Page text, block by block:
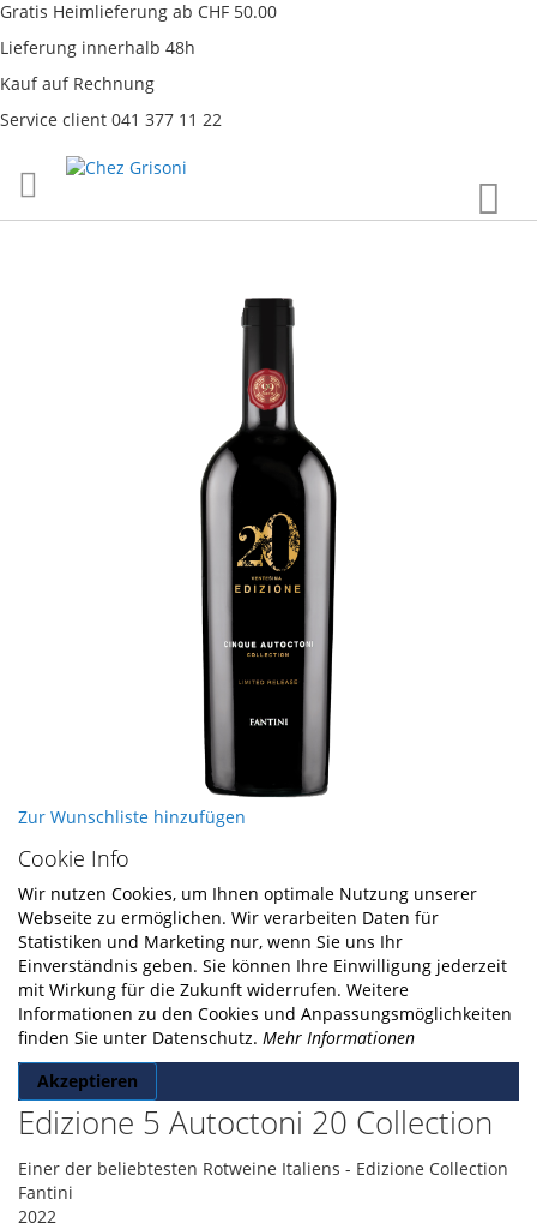
Gratis Heimlieferung ab CHF 50.00
Lieferung innerhalb 48h
Kauf auf Rechnung
Service client 041 377 11 22
Inhalt
Cookie Info
Wir nutzen Cookies, um Ihnen optimale Nutzung unserer
Webseite zu ermöglichen. Wir verarbeiten Daten für
Statistiken und Marketing nur, wenn Sie uns Ihr
Einverständnis geben. Sie können Ihre Einwilligung jederzeit
mit Wirkung für die Zukunft widerrufen. Weitere
Informationen zu den Cookies und Anpassungsmöglichkeiten
finden Sie unter Datenschutz. Mehr Informationen
Akzeptieren
Edizione 5 Autoctoni 20 Collection
Einer der beliebtesten Rotweine Italiens - Edizione Collection
Fantini
2022
Skip
the
beginning
of
the
images
gallery
Zur Wunschliste hinzufügen